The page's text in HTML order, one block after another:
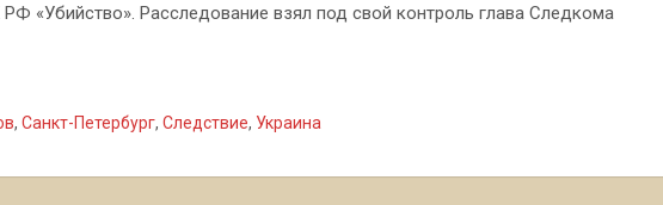
«Убийство». Расследование взял под свой контроль глава Следкома
, Санкт-Петербург, Следствие, Украина